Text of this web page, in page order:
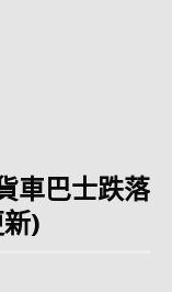
車巴士跌落
)